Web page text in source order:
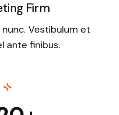
Firm
Vestibulum et
ante finibus.